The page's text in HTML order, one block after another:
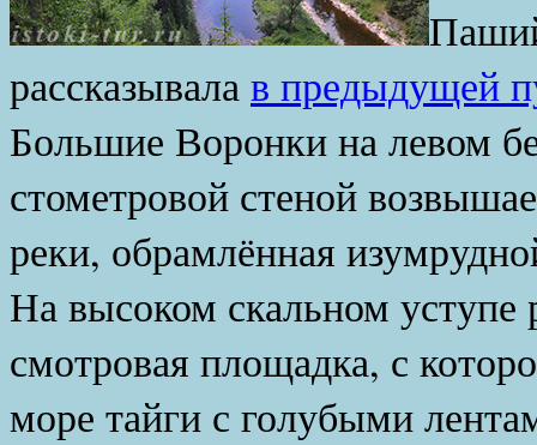
рассказывалав предыдущей
Большие Воронки на левом
стометровой стеной
реки, обрамлённая
На высоком скальном уступе
смотровая площадка, с
море тайги с голубыми